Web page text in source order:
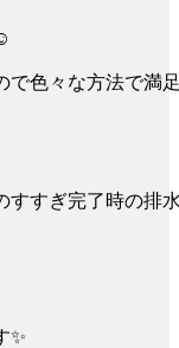
で色々な方法で満
すすぎ完了時の排
✨